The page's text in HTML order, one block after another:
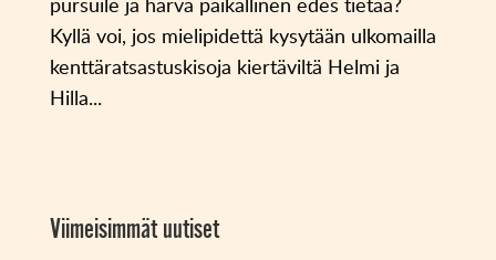
Kyllä voi, jos mielipidettä kysytään ulkomailla
kenttäratsastuskisoja kiertäviltä Helmi ja
Hilla...
Viimeisimmät uutiset